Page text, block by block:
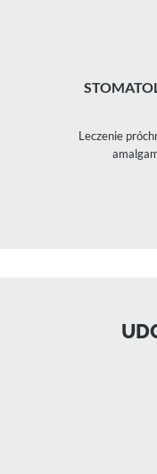
Leczenie